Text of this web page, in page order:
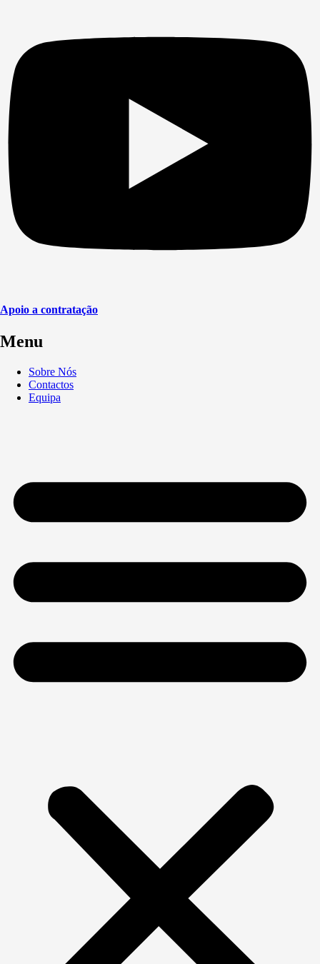
Apoio a contratação
Menu
Sobre Nós
Contactos
Equipa